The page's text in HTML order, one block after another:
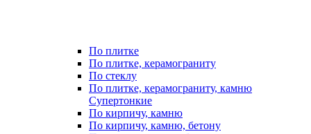
По плитке
По плитке, керамограниту
По стеклу
По плитке, керамограниту, камню
Супертонкие
По кирпичу, камню
По кирпичу, камню, бетону